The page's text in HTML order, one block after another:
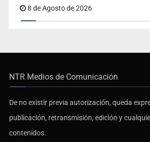
8 de Agosto de 2026
NTR Medios de Comunicación
De no existir previa autorización, queda
publicación, retransmisión, edición y
contenidos.